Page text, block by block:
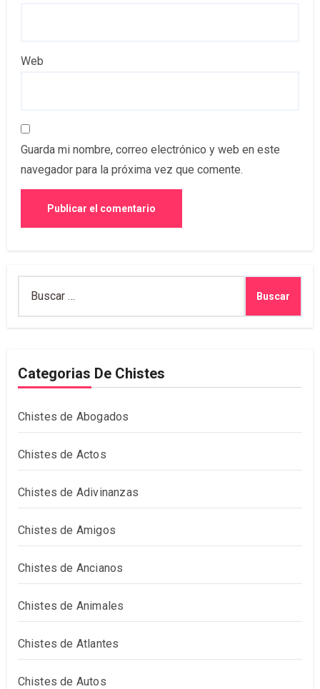
Web
Guarda mi nombre, correo electrónico y web en este
navegador para la próxima vez que comente.
Categorias De Chistes
Chistes de Abogados
Chistes de Actos
Chistes de Adivinanzas
Chistes de Amigos
Chistes de Ancianos
Chistes de Animales
Chistes de Atlantes
Chistes de Autos